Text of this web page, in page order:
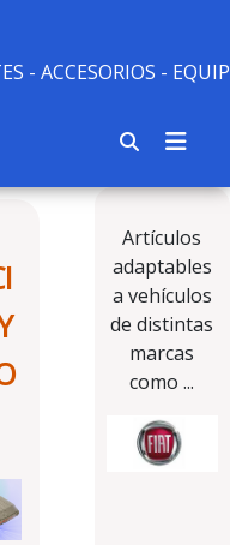
- ACCESORIOS -
Artículos
adaptables
a vehículos
de distintas
marcas
como ...